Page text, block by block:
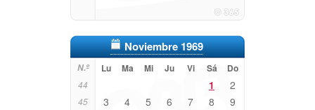
Noviembre 1969
N.º Lu Ma Mi Ju Vi Sá Do
44 1 2
45 3 4 5 6 7 8 9